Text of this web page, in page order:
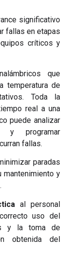
significativo
fallas en etapas
críticos y
que
temperatura de
Toda la
real a una
puede analizar
y programar
fallas.
paradas
mantenimiento y
al personal
uso del
y la toma de
obtenida del